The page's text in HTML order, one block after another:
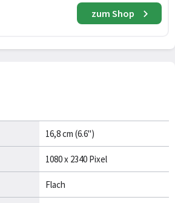
zum Shop
16,8 cm (6.6")
1080 x 2340 Pixel
Flach